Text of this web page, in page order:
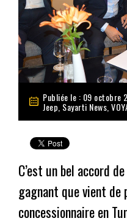
Publiée le : 09 octobre
Jeep Sayarti News
C’est un bel accord
gagnant que vient de
concessionnaire en